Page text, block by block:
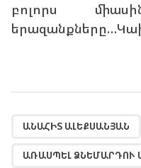
բոլորս
ԱՆԱՀԻՏ ԱԼԵՔՍԱՆՅԱՆ
ԱՌԱՍՊԵԼ ՁՆԵՄԱՐԴՈՒ